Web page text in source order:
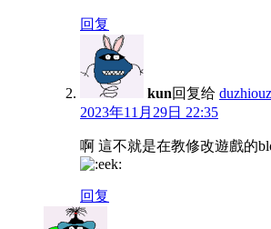
回复
kun回复给
2023年11月29日 22:35
啊 這不就是在教修改遊戲的
回复